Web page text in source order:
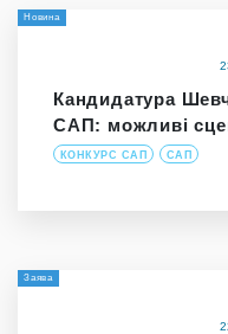
Новина
Кандидатура
САП: можливі
КОНКУРС САП САП
Заява